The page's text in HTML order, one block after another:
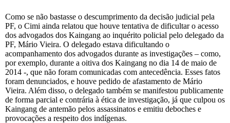
Como se não bastasse o descumprimento da decisão judicial pela
PF, o Cimi ainda relatou que houve tentativa de dificultar o acesso
dos advogados dos Kaingang ao inquérito policial pelo delegado da
PF, Mário Vieira. O delegado estava dificultando o
acompanhamento dos advogados durante as investigações – como,
por exemplo, durante a oitiva dos Kaingang no dia 14 de maio de
2014 -, que não foram comunicadas com antecedência. Esses fatos
foram denunciados, e houve pedido de afastamento de Mário
Vieira. Além disso, o delegado também se manifestou publicamente
de forma parcial e contrária à ética de investigação, já que culpou os
Kaingang de antemão pelos assassinatos e emitiu deboches e
provocações a respeito dos indígenas.